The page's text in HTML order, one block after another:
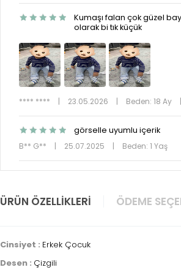
Kumaşı falan çok güzel
olarak bi tık küçük
**** **** | 23.05.2026 | Beden: 18 Ay |
görselle uyumlu içerik
B** G**
| 25.07.2025 | Beden: 1 Yaş
ÜRÜN ÖZELLIKLERI ÖDEME
Cinsiyet : Erkek Çocuk
Desen : Çizgili